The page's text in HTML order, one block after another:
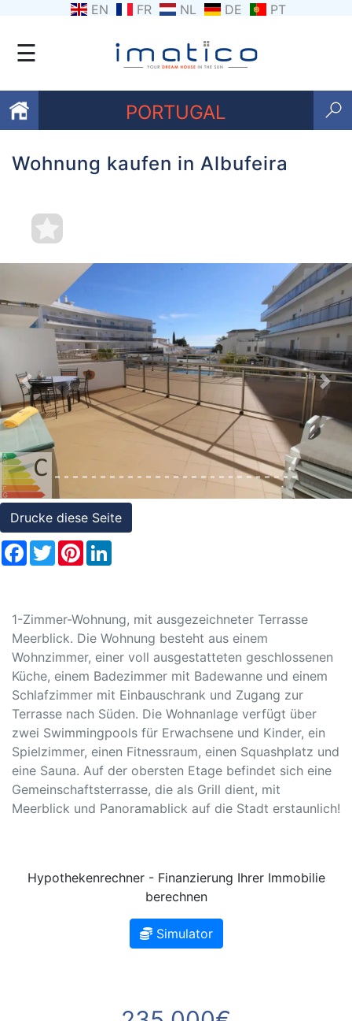
EN FR NL DE PT
☰
PORTUGAL
Favoriten
uns
Kontaktiere
Geschäftsbedingungen
Referenzen
Immobilien
und
Steuerrecht
Wohnung kaufen in Albufeira
Previous Next
Drucke diese Seite
Facebook
TwitterPinterest
1-Zimmer-Wohnung, mit ausgezeichneter Terrasse
Meerblick. Die Wohnung besteht aus einem
Wohnzimmer, einer voll ausgestatteten geschlossenen
Küche, einem Badezimmer mit Badewanne und einem
Schlafzimmer mit Einbauschrank und Zugang zur
Terrasse nach Süden. Die Wohnanlage verfügt über
zwei Swimmingpools für Erwachsene und Kinder, ein
Spielzimmer, einen Fitnessraum, einen Squashplatz und
eine Sauna. Auf der obersten Etage befindet sich eine
Gemeinschaftsterrasse, die als Grill dient, mit
Meerblick und Panoramablick auf die Stadt erstaunlich!
Hypothekenrechner - Finanzierung Ihrer Immobilie
berechnen
Simulator